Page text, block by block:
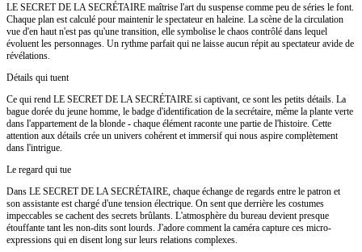
LE SECRET DE LA SECRÉTAIRE maîtrise l'art du suspense comme peu de séries le font.
Chaque plan est calculé pour maintenir le spectateur en haleine. La scène de la circulation
vue d'en haut n'est pas qu'une transition, elle symbolise le chaos contrôlé dans lequel
évoluent les personnages. Un rythme parfait qui ne laisse aucun répit au spectateur avide de
révélations.
Détails qui tuent
Ce qui rend LE SECRET DE LA SECRÉTAIRE si captivant, ce sont les petits détails. La
bague dorée du jeune homme, le badge d'identification de la secrétaire, même la plante verte
dans l'appartement de la blonde - chaque élément raconte une partie de l'histoire. Cette
attention aux détails crée un univers cohérent et immersif qui nous aspire complètement
dans l'intrigue.
Le regard qui tue
Dans LE SECRET DE LA SECRÉTAIRE, chaque échange de regards entre le patron et
son assistante est chargé d'une tension électrique. On sent que derrière les costumes
impeccables se cachent des secrets brûlants. L'atmosphère du bureau devient presque
étouffante tant les non-dits sont lourds. J'adore comment la caméra capture ces micro-
expressions qui en disent long sur leurs relations complexes.